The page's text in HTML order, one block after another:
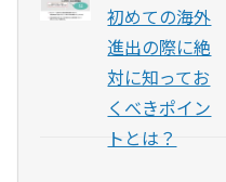
初めての海外
進出の際に絶
対に知ってお
くべきポイン
トとは？